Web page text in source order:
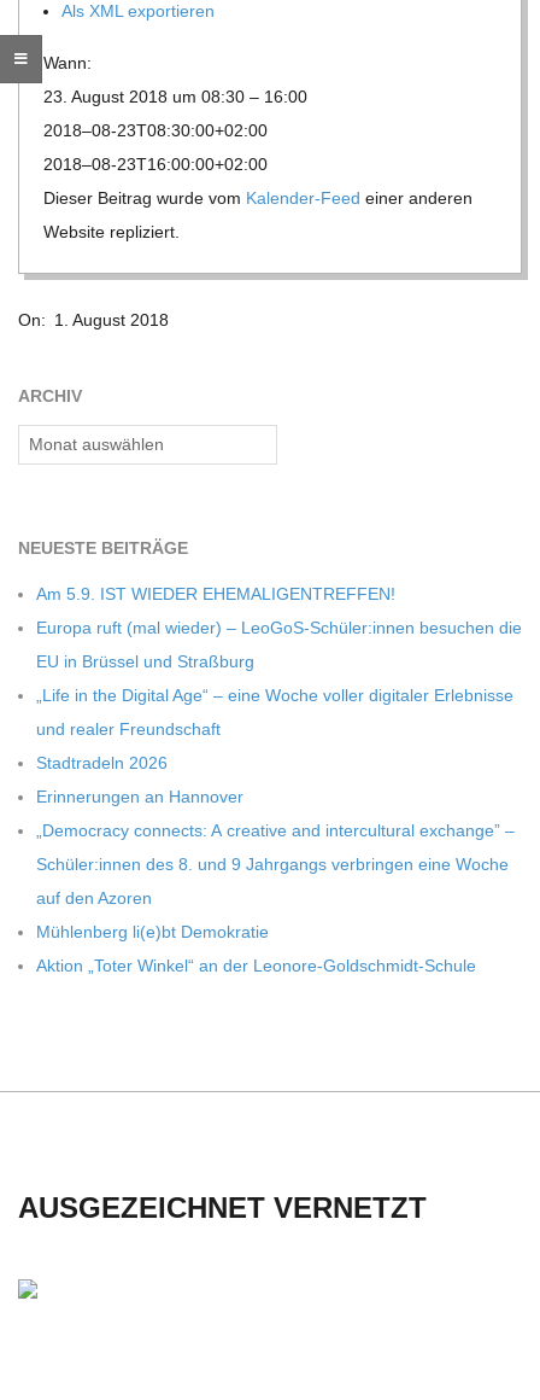
G
O
L
D
S
C
H
I
D
T
-
S
C
H
L
Als XML exportieren
Wann:
23. August 2018 um 08:30 – 16:00
2018–08-23T08:30:00+02:00
2018–08-23T16:00:00+02:00
Die­ser Bei­trag wurde vom Kalen­der-Feed einer ande­ren
Web­site repliziert.
08-
On: 1. August 2018
ARCHIV
Archiv
NEU­ESTE BEITRÄGE
Am 5.9. IST WIEDER EHEMALIGENTREFFEN!
Europa ruft (mal wie­der) – LeoGoS-Schüler:innen besu­chen die
EU in Brüs­sel und Straßburg
„Life in the Digi­tal Age“ – eine Woche vol­ler digi­ta­ler Erleb­nisse
und rea­ler Freundschaft
Stadt­ra­deln 2026
Erin­ne­run­gen an Hannover
„Demo­cracy con­nects: A crea­tive and inter­cul­tu­ral exch­ange” –
Schüler:innen des 8. und 9 Jahr­gangs ver­brin­gen eine Woche
auf den Azoren
Müh­len­berg li(e)bt Demokratie
Aktion „Toter Win­kel“ an der Leonore-Goldschmidt-Schule
AUSGEZEICHNET VERNETZT